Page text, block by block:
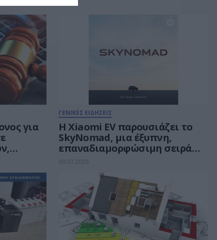
για
κατ’
ΓΕΝΙΚΕΣ ΕΙΔΗΣΕΙΣ
Η Xiaomi EV παρουσιάζει το
SkyNomad, μια έξυπνη,
επαναδιαμορφώσιμη σειρά
SUV με ευρύχωρο εσωτερικό
09.07.2026